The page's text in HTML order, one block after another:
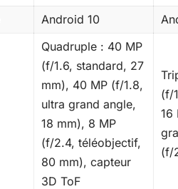
Android 10
Quadruple : 40 MP
(f/1.6, standard, 27
mm), 40 MP (f/1.8,
ultra grand angle,
18 mm), 8 MP
(f/2.4, téléobjectif,
80 mm), capteur
3D ToF
(f/
16
(f/